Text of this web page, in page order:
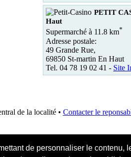
de personnaliser le contenu,
PETIT
Haut
Supermarché à 11.8 km*
Adresse postale:
49 Grande Rue,
69850 St-martin En Haut
Tel. 04 78 19 02 41 - Site
de la localité • Contacter le